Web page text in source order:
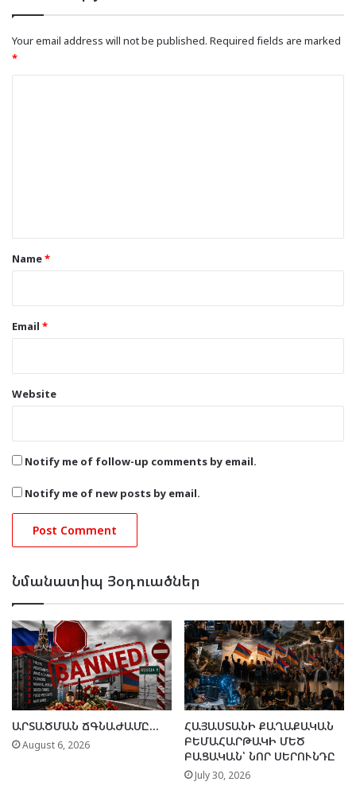
Your email address will not be published. Required fields are marked
*
*Name*
Email *
Website
Notify me of follow-up comments by email.
Notify me of new posts by email.
Նմանատիպ Յօդուածներ
ԱՐՏԱԾՄԱՆ ՃԳՆԱԺԱՄԸ…
August 6, 2026
ՀԱՅԱՍՏԱՆԻ ՔԱՂԱՔԱԿԱՆ
ԲԵՄԱՀԱՐԹԱԿԻ ՄԵԾ
ԲԱՑԱԿԱՆ՝ ՆՈՐ ՍԵՐՈՒՆԴԸ
July 30, 2026